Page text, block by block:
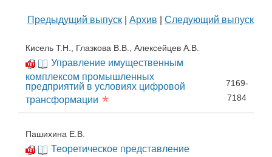
Предыдущий выпуск Архив Следующий выпуск
Кисель Т.Н., Глазкова В.В., Алексейцев А.В.
Управление имущественным
комплексом промышленных
предприятий в условиях цифровой
трансформации *
7169-
7184
Пашихина Е.В.
Теоретическое представление